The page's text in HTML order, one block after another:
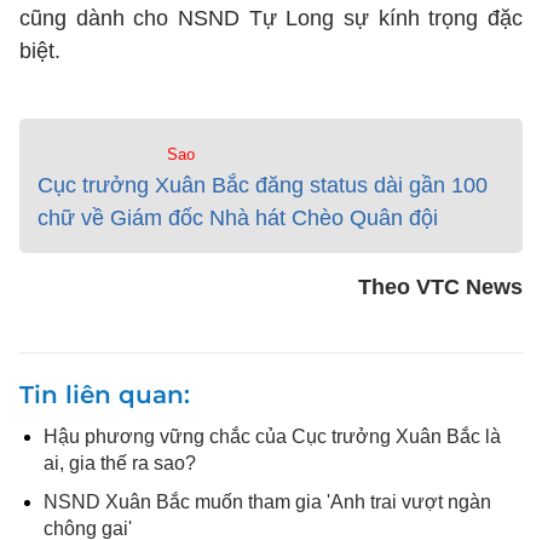
cũng dành cho NSND Tự Long sự kính trọng đặc
biệt.
Sao
Cục trưởng Xuân Bắc đăng status dài gần 100
chữ về Giám đốc Nhà hát Chèo Quân đội
Theo VTC News
Tin liên quan
Hậu phương vững chắc của Cục trưởng Xuân Bắc là
ai, gia thế ra sao?
NSND Xuân Bắc muốn tham gia 'Anh trai vượt ngàn
chông gai'